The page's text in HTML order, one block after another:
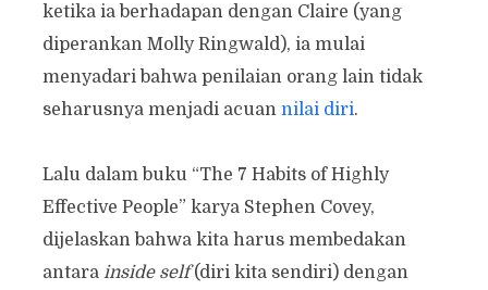
ketika ia berhadapan dengan Claire (yang
diperankan Molly Ringwald), ia mulai
menyadari bahwa penilaian orang lain tidak
seharusnya menjadi acuannilai diri.
Lalu dalam buku “The 7 Habits of Highly
Effective People” karya Stephen Covey,
dijelaskan bahwa kita harus membedakan
antara inside self(diri kita sendiri) dengan